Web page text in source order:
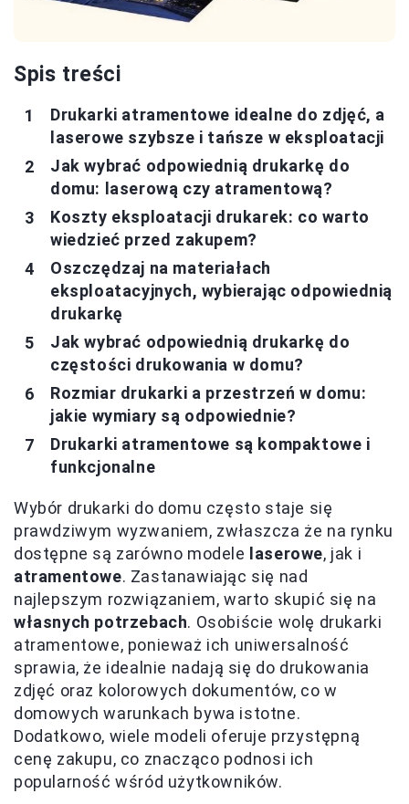
Spis treści
Drukarki atramentowe idealne do zdjęć, a
laserowe szybsze i tańsze w eksploatacji
Jak wybrać odpowiednią drukarkę do
domu: laserową czy atramentową?
Koszty eksploatacji drukarek: co warto
wiedzieć przed zakupem?
Oszczędzaj na materiałach
eksploatacyjnych, wybierając odpowiednią
drukarkę
Jak wybrać odpowiednią drukarkę do
częstości drukowania w domu?
Rozmiar drukarki a przestrzeń w domu:
jakie wymiary są odpowiednie?
Drukarki atramentowe są kompaktowe i
funkcjonalne
Wybór drukarki do domu często staje się
prawdziwym wyzwaniem, zwłaszcza że na rynku
dostępne są zarówno modele
laserowe, jak i
atramentowe. Zastanawiając się nad
najlepszym rozwiązaniem, warto skupić się na
własnych potrzebach. Osobiście wolę drukarki
atramentowe, ponieważ ich uniwersalność
sprawia, że idealnie nadają się do drukowania
zdjęć oraz kolorowych dokumentów, co w
domowych warunkach bywa istotne.
Dodatkowo, wiele modeli oferuje przystępną
cenę zakupu, co znacząco podnosi ich
popularność wśród użytkowników.